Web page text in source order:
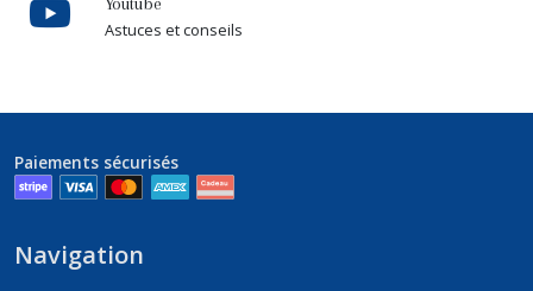
Astuces et conseils
Paiements sécurisés
Navigation